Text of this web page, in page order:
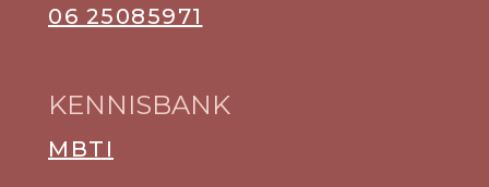
06 25085971
KENNISBANK
MBTI